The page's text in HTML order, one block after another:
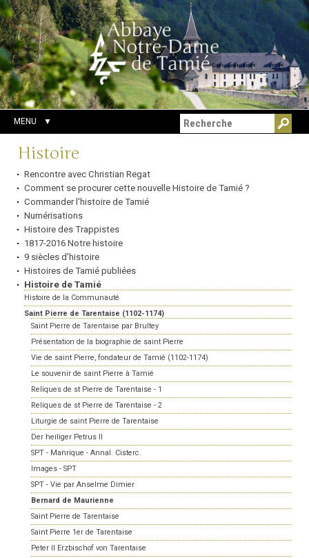
Aller
au
contenu.
|
Aller
à
la
navigation
Outils
personnels
Chercher par
Recherche
avancée…
MENU
Navigation
Histoire
Rencontre avec Christian Regat
Comment se procurer cette nouvelle Histoire de Tamié ?
Commander l'histoire de Tamié
Numérisations
Histoire des Trappistes
1817-2016 Notre histoire
9 siècles d'histoire
Histoires de Tamié publiées
Histoire de Tamié
Histoire de la Communauté
Saint Pierre de Tarentaise (1102-1174)
Saint Pierre de Tarentaise par Brultey
Présentation de la biographie de saint Pierre
Vie de saint Pierre, fondateur de Tamié (1102-1174)
Le souvenir de saint Pierre à Tamié
Reliques de st Pierre de Tarentaise - 1
Reliques de st Pierre de Tarentaise - 2
Liturgie de saint Pierre de Tarentaise
Der heiliger Petrus II
SPT - Manrique - Annal. Cisterc.
Images - SPT
SPT - Vie par Anselme Dimier
Bernard de Maurienne
Saint Pierre de Tarentaise
Saint Pierre 1er de Tarentaise
Peter II Erzbischof von Tarentaise